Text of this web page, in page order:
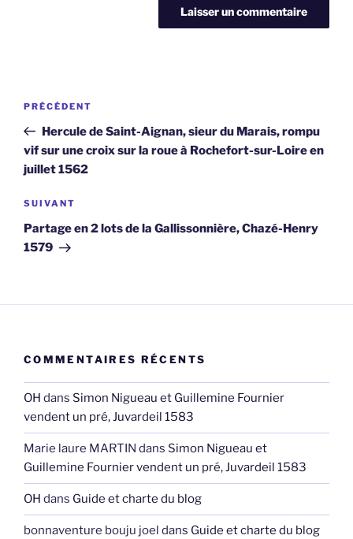
Navigation
l’article
Article
précédent
PRÉCÉDENT
Hercule de Saint-Aignan, sieur du Marais, rompu
vif sur une croix sur la roue à Rochefort-sur-Loire en
juillet 1562
Article
suivant
SUIVANT
Partage en 2 lots de la Gallissonnière, Chazé-Henry
1579
COMMENTAIRES RÉCENTS
OH dans Simon Nigueau et Guillemine Fournier
vendent un pré, Juvardeil 1583
Marie laure MARTIN dans Simon Nigueau et
Guillemine Fournier vendent un pré, Juvardeil 1583
OH dans Guide et charte du blog
bonnaventure bouju joel dans Guide et charte du blog